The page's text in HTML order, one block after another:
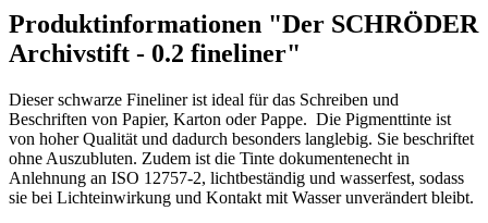
Produktinformationen "Der SCHRÖDER
Archivstift - 0.2 fineliner"
Dieser schwarze Fineliner ist ideal für das Schreiben und
Beschriften von Papier, Karton oder Pappe. Die Pigmenttinte ist
von hoher Qualität und dadurch besonders langlebig. Sie beschriftet
ohne Auszubluten. Zudem ist die Tinte dokumentenecht in
Anlehnung an ISO 12757-2, lichtbeständig und wasserfest, sodass
sie bei Lichteinwirkung und Kontakt mit Wasser unverändert bleibt.